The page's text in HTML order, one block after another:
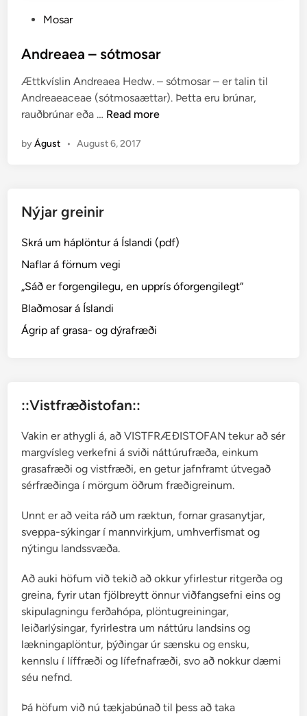
s
e
d
i
Mosar
Andreaea – sótmosar
Ættkvíslin Andreaea Hedw. – sótmosar – er talin til
Andreaeaceae (sótmosaættar). Þetta eru brúnar,
rauðbrúnar eða … A
d
–
s
t
m
o
Read more
byÁgust • August 6, 2017
Nýjar greinir
Skrá um háplöntur á Íslandi (pdf)
Naflar á förnum vegi
„Sáð er forgengilegu, en upprís óforgengilegt“
Blaðmosar á Íslandi
Ágrip af grasa- og dýrafræði
::Vistfræðistofan::
Vakin er athygli á, að VISTFRÆÐISTOFAN tekur að sér
margvísleg verkefni á sviði náttúrufræða, einkum
grasafræði og vistfræði, en getur jafnframt útvegað
sérfræðinga í mörgum öðrum fræðigreinum.
Unnt er að veita ráð um ræktun, fornar grasanytjar,
sveppa-sýkingar í mannvirkjum, umhverfismat og
nýtingu landssvæða.
Að auki höfum við tekið að okkur yfirlestur ritgerða og
greina, fyrir utan fjölbreytt önnur viðfangsefni eins og
skipulagningu ferðahópa, plöntugreiningar,
leiðarlýsingar, fyrirlestra um náttúru landsins og
lækningaplöntur, þýðingar úr sænsku og ensku,
kennslu í líffræði og lífefnafræði, svo að nokkur dæmi
séu nefnd.
Þá höfum við nú tækjabúnað til þess að taka